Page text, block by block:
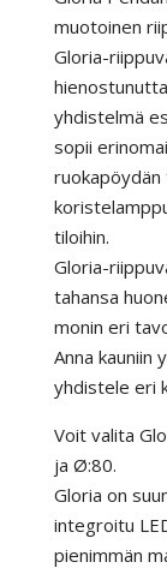
muotoinen
Gloria-
yhdistelmä
sopii
ruokapöydän
tiloihin.
Gloria-
tahansa
monin eri
Anna kauniin
yhdistele eri
Voit valita
ja Ø:80.
Gloria on
integroitu
pienimmän